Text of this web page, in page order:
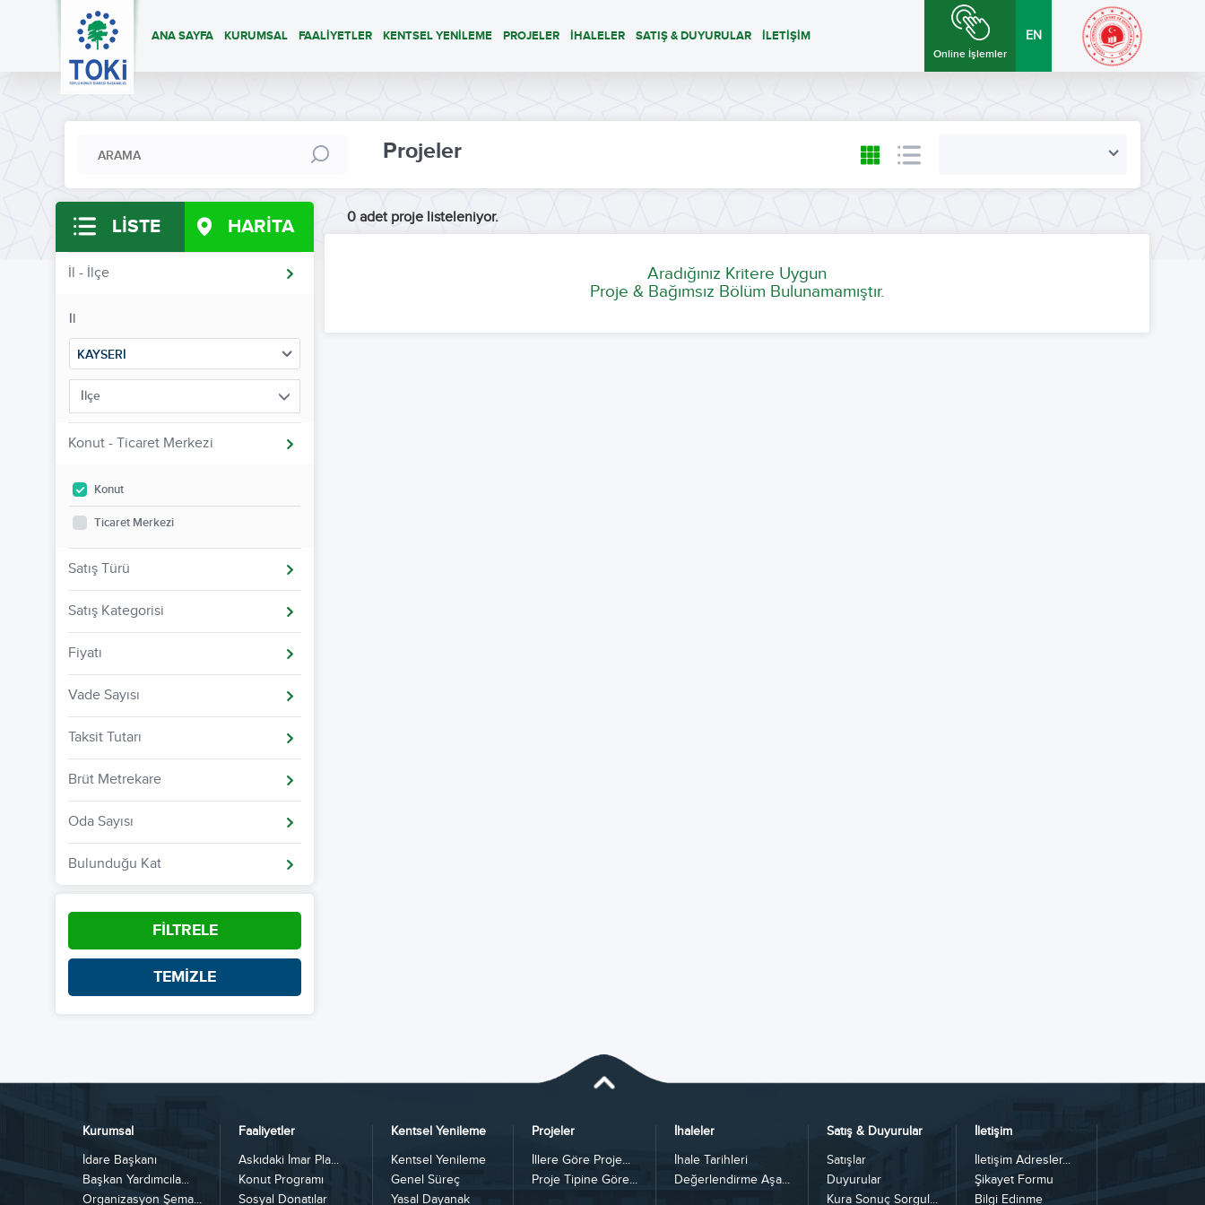
ANA SAYFA KURUMSAL FAALİYETLER KENTSEL YENİLEME PROJELER İHALELER SATIŞ & DUYURULAR İLETİŞİM
Online İşlemler
EN
Projeler
LİSTE HARİTA
İl - İlçe
İl
KAYSERİ
İlçe
Konut - Ticaret Merkezi
Konut
Ticaret Merkezi
Satış Türü
Satış Kategorisi
Fiyatı
Vade Sayısı
Taksit Tutarı
Brüt Metrekare
Oda Sayısı
Bulunduğu Kat
FİLTRELE
TEMİZLE
0 adet proje listeleniyor.
Aradığınız Kritere Uygun
Proje & Bağımsız Bölüm Bulunamamıştır.
Kurumsal
İdare Başkanı
Başkan Yardımcıla...
Organizasyon Şema...
Faaliyetler
Askıdaki İmar Pla...
Konut Programı
Sosyal Donatılar
Kentsel Yenileme
Kentsel Yenileme
Genel Süreç
Yasal Dayanak
Projeler
İllere Göre Proje...
Proje Tipine Göre...
İhaleler
İhale Tarihleri
Değerlendirme Aşa...
Satış & Duyurular
Satışlar
Duyurular
Kura Sonuç Sorgul...
İletişim
İletişim Adresler...
Şikayet Formu
Bilgi Edinme